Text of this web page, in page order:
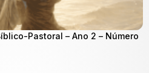
Pastoral – Ano 2 – Número